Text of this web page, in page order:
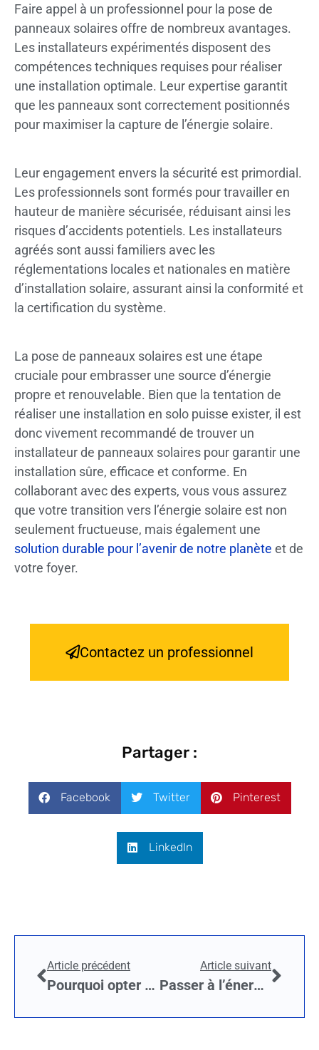
Faire appel à un professionnel pour la pose de
panneaux solaires offre de nombreux avantages.
Les installateurs expérimentés disposent des
compétences techniques requises pour réaliser
une installation optimale. Leur expertise garantit
que les panneaux sont correctement positionnés
pour maximiser la capture de l’énergie solaire.
Leur engagement envers la sécurité est primordial.
Les professionnels sont formés pour travailler en
hauteur de manière sécurisée, réduisant ainsi les
risques d’accidents potentiels. Les installateurs
agréés sont aussi familiers avec les
réglementations locales et nationales en matière
d’installation solaire, assurant ainsi la conformité et
la certification du système.
La pose de panneaux solaires est une étape
cruciale pour embrasser une source d’énergie
propre et renouvelable. Bien que la tentation de
réaliser une installation en solo puisse exister, il est
donc vivement recommandé de trouver un
installateur de panneaux solaires pour garantir une
installation sûre, efficace et conforme. En
collaborant avec des experts, vous vous assurez
que votre transition vers l’énergie solaire est non
seulement fructueuse, mais également une
solution durable pour l’avenir de notre planète et de
votre foyer.
Contactez un professionnel
Partager :
Facebook Twitter Pinterest
LinkedIn
Article précédent
Pourquoi opter pour l’autoconsommation solaire pour alimenter votre maison en énergie électrique ?
Article suivant
Passer à l’énergie verte : quelle différence de prix ?